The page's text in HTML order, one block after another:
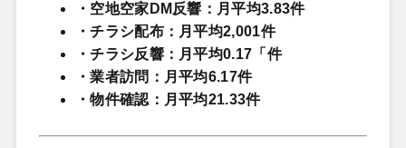
・空地空家DM反響：月平均3.83件
・チラシ配布：月平均2,001件
・チラシ反響：月平均0.17「件
・業者訪問：月平均6.17件
・物件確認：月平均21.33件